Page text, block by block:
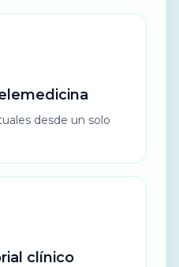
desde un solo
clínico